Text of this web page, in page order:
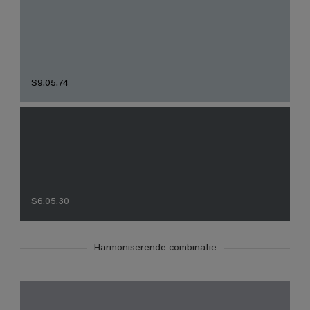
S9.05.74
S6.05.30
Harmoniserende combinatie